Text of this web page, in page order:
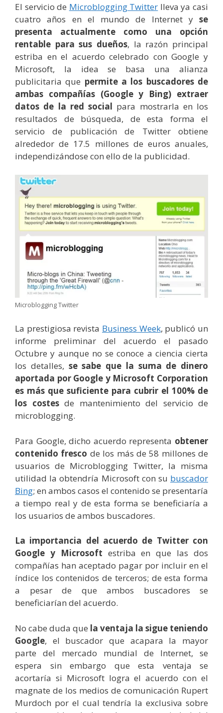
El servicio de Microblogging Twitter lleva ya casi
cuatro años en el mundo de Internet y se
presenta actualmente como una opción
rentable para sus dueños, la razón principal
estriba en el acuerdo celebrado con Google y
Microsoft, la idea se basa una alianza
publicitaria que permite a los buscadores de
ambas compañías (Google y Bing) extraer
datos de la red social para mostrarla en los
resultados de búsqueda, de esta forma el
servicio de publicación de Twitter obtiene
alrededor de 17.5 millones de euros anuales,
independizándose con ello de la publicidad.
Microblogging Twitter
La prestigiosa revista Business Week, publicó un
informe preliminar del acuerdo el pasado
Octubre y aunque no se conoce a ciencia cierta
los detalles, se sabe que la suma de dinero
aportada por Google y Microsoft Corporation
es más que suficiente para cubrir el 100% de
los costesde mantenimiento del servicio de
microblogging.
Para Google, dicho acuerdo representa obtener
contenido fresco de los más de 58 millones de
usuarios de Microblogging Twitter, la misma
utilidad la obtendría Microsoft con su buscador
Bing; en ambos casos el contenido se presentaría
a tiempo real y de esta forma se beneficiaría a
los usuarios de ambos buscadores.
La importancia del acuerdo de Twitter con
Google y Microsoft estriba en que las dos
compañías han aceptado pagar por incluir en el
índice los contenidos de terceros; de esta forma
a pesar de que ambos buscadores se
beneficiarían del acuerdo.
No cabe duda que la ventaja la sigue teniendo
Google, el buscador que acapara la mayor
parte del mercado mundial de Internet, se
espera sin embargo que esta ventaja se
acortaría si Microsoft logra el acuerdo con el
magnate de los medios de comunicación Rupert
Murdoch por el cual tendría la exclusiva sobre